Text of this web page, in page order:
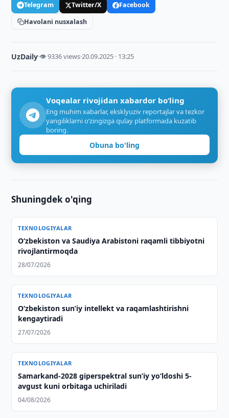
Telegram Twitter/X
Facebook
Havolani nusxalash
UzDaily·👁 9336 views·20.09.2025 · 13:25
Voqealar rivojidan xabardor bo‘ling
Eng muhim xabarlar, eksklyuziv reportajlar va tezkor
yangiliklarni o‘zingizga qulay platformada kuzatib
boring.
Obuna bo'ling
Shuningdek o'qing
TEXNOLOGIYALAR
Oʻzbekiston va Saudiya Arabistoni raqamli tibbiyotni
rivojlantirmoqda
28/07/2026
TEXNOLOGIYALAR
O‘zbekiston sunʼiy intellekt va raqamlashtirishni
kengaytiradi
27/07/2026
TEXNOLOGIYALAR
Samarkand-2028 giperspektral sun’iy yo‘ldoshi 5-
avgust kuni orbitaga uchiriladi
04/08/2026